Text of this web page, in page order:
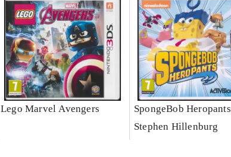
Lego Marvel Avengers
SpongeBob Heropants
Stephen Hillenburg